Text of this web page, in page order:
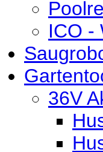
ICO -
36V